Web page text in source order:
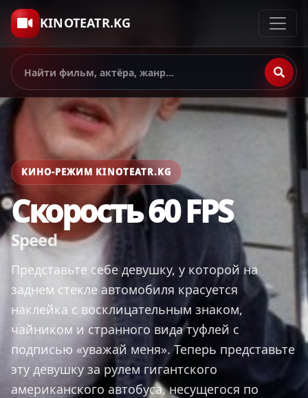
KINOTEATR.KG
КИНО-РЕЖИМ KINOTEATR.KG
Скорость 60 FPS
Speed
Представьте себе девушку, у которой на
заднем стекле автомобиля красуется
наклейка с восклицательным знаком,
чайником и странного вида туфлей с
подписью «уважай меня». Теперь представьте
эту девушку за рулем гигантского
американского автобуса, несущегося по